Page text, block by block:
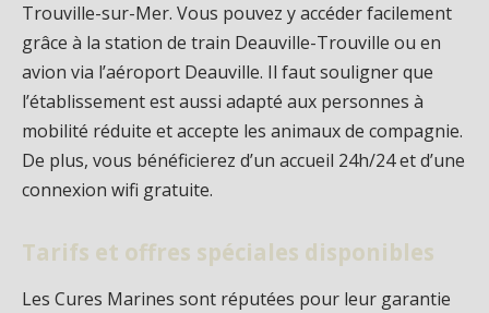
Trouville-sur-Mer. Vous pouvez y accéder facilement
grâce à la station de train Deauville-Trouville ou en
avion via l’aéroport Deauville. Il faut souligner que
l’établissement est aussi adapté aux personnes à
mobilité réduite et accepte les animaux de compagnie.
De plus, vous bénéficierez d’un accueil 24h/24 et d’une
connexion wifi gratuite.
Tarifs et offres spéciales disponibles
Les Cures Marines sont réputées pour leur garantie